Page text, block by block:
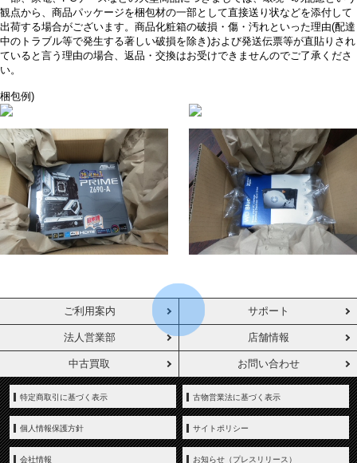
観点から、商品パッケージを梱包材の一部として直接送り状などを添付して
出荷する場合がございます。商品化粧箱の破損・傷・汚れといった理由(配達
中のトラブル等で発生する著しい破損を除き)および発送伝票等が直貼りされ
ていると言う理由の場合、返品・交換はお受けできませんのでご了承くださ
い。
梱包例)
ご利用案内 サポート
法人営業部 店舗情報
中古買取 お問い合わせ
特定商取引に基づく表示 古物営業法に基づく表示
個人情報保護方針 サイトポリシー
会社情報 お知らせ（プレスリリース）